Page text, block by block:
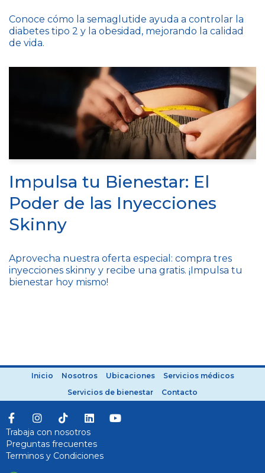
Conoce cómo la semaglutide ayuda a controlar la
diabetes tipo 2 y la obesidad, mejorando la calidad
de vida.
Impulsa tu Bienestar: El
Poder de las Inyecciones
Skinny
Aprovecha nuestra oferta especial: compra tres
inyecciones skinny y recibe una gratis. ¡Impulsa tu
bienestar hoy mismo!
Inicio Nosotros Ubicaciones
Servicios médicos
Servicios de bienestar
Contacto
Trabaja con nosotros
Preguntas frecuentes
Terminos y Condiciones